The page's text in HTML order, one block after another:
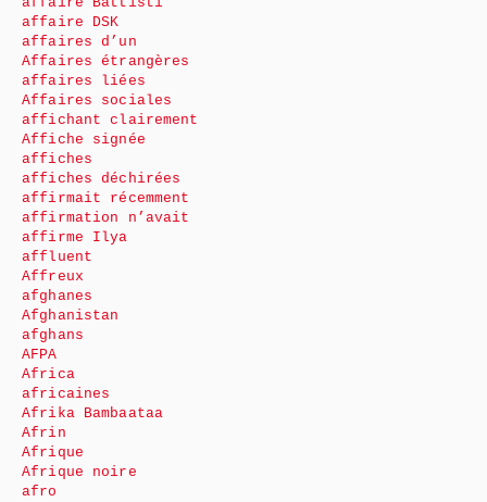
affaire DSK
affaires d’un
Affaires étrangères
affaires liées
Affaires sociales
affichant clairement
Affiche signée
affiches
affiches déchirées
affirmait récemment
affirmation n’avait
affirme Ilya
affluent
Affreux
afghanes
Afghanistan
afghans
AFPA
Africa
africaines
Afrika Bambaataa
Afrin
Afrique
Afrique noire
afro